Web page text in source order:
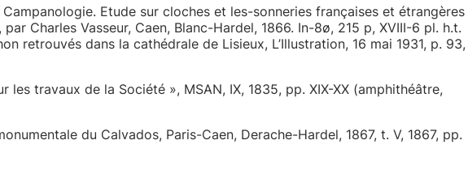
Etude sur cloches et les-sonneries françaises et étrangères
Charles Vasseur, Caen, Blanc-Hardel, 1866. In-8ø, 215 p, XVIII-6 pl. h.t.
retrouvés dans la cathédrale de Lisieux, L’Illustration, 16 mai 1931, p. 93,
les travaux de la Société », MSAN, IX, 1835, pp. XIX-XX (amphithéâtre,
du Calvados, Paris-Caen, Derache-Hardel, 1867, t. V, 1867, pp.